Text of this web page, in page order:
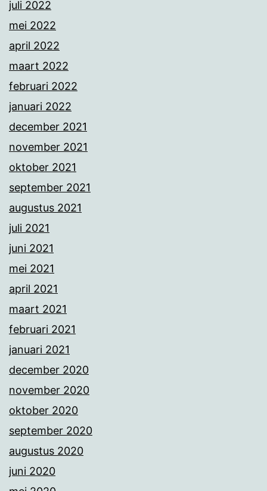
juli 2022
mei 2022
april 2022
maart 2022
februari 2022
januari 2022
december 2021
november 2021
oktober 2021
september 2021
augustus 2021
juli 2021
juni 2021
mei 2021
april 2021
maart 2021
februari 2021
januari 2021
december 2020
november 2020
oktober 2020
september 2020
augustus 2020
juni 2020